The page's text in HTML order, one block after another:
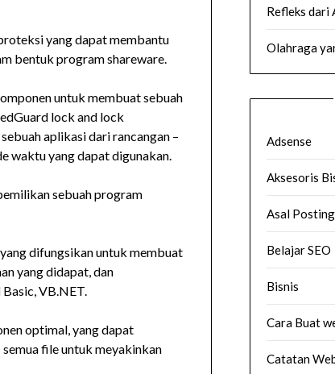
yang dapat membantu
bentuk program shareware.
untuk membuat sebuah
lock and lock
aplikasi dari rancangan –
waktu yang dapat digunakan.
sebuah program
difungsikan untuk membuat
yang didapat, dan
VB.NET.
optimal, yang dapat
file untuk meyakinkan
Refleks dari
Olahraga
Adsense
Aksesoris
Asal Posting
Belajar SEO
Bisnis
Cara Buat
Catatan